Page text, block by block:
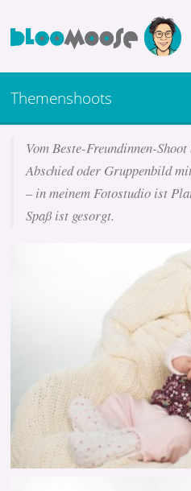
Themenshoots
Vom Beste-Freundinnen-
Abschied oder Gruppenbild
– in meinem Fotostudio ist
Spaß ist gesorgt.